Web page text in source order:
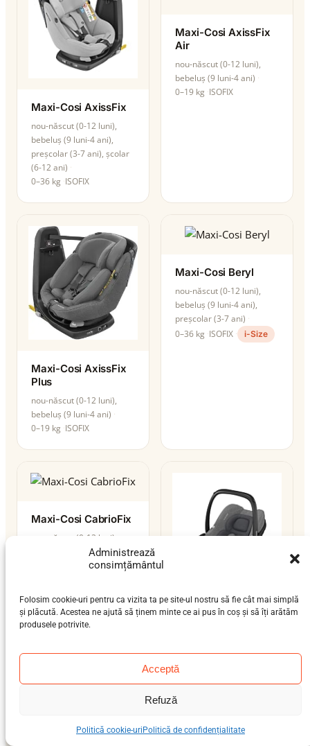
Administrează
consimțământul
Folosim cookie-uri pentru ca vizita ta pe site-ul nostru să fie cât mai simplă
și plăcută. Acestea ne ajută să ținem minte ce ai pus în coș și să îți arătăm
produsele potrivite.
Acceptă
Refuză
Politică cookie-uri Politică de confidențialitate
Maxi-Cosi AxissFix
nou-născut (0-12 luni),
bebeluș (9 luni-4 ani),
preșcolar (3-7 ani), școlar
(6-12 ani)
0–36 kg ISOFIX
Maxi-Cosi AxissFix
Air
nou-născut (0-12 luni),
bebeluș (9 luni-4 ani)
0–19 kg ISOFIX
Maxi-Cosi AxissFix
Plus
nou-născut (0-12 luni),
bebeluș (9 luni-4 ani)
0–19 kg ISOFIX
Maxi-Cosi Beryl
nou-născut (0-12 luni),
bebeluș (9 luni-4 ani),
preșcolar (3-7 ani)
0–36 kg ISOFIX i-Size
Maxi-Cosi CabrioFix
nou-născut (0-12 luni)
Maxi-Cosi CabrioFix
0–13 kgISOFIX / centură